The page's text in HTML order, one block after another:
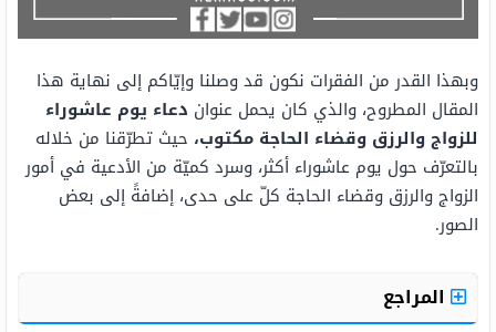
وبهذا القدر من الفقرات نكون قد وصلنا وإيّاكم إلى نهاية هذا
المقال المطروح، والذي كان يحمل عنوان دعاء يوم عاشوراء
للزواج والرزق وقضاء الحاجة مكتوب، حيث تطرّقنا من خلاله
بالتعرّف حول يوم عاشوراء أكثر، وسرد كميّة من الأدعية في أمور
الزواج والرزق وقضاء الحاجة كلّ على حدى، إضافةً إلى بعض
الصور.
المراجع